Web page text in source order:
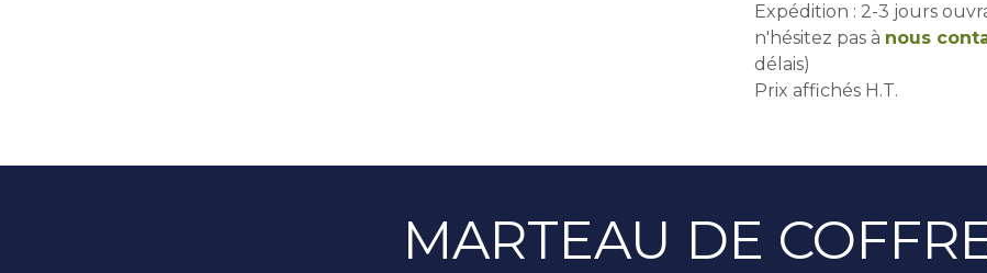
Expédition : 2-3 jours
n'hésitez pas à nous
délais)
Prix affichés H.T.
MARTEAU DE